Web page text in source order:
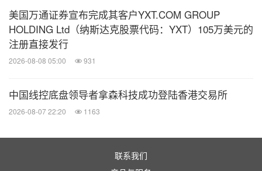
资人、创业者、企业代表、媒体和产业伙伴在论坛、
展览与发布之外继续交流、建立联系。
从Physical AI的技术演进，到具身智能的产业落地，
跨区域合作的参与，BEYOND Expo 2026将以多个维
智能正在从屏幕、文本和云端模型，进一步走向机器
人、可穿戴设备、空间计算、产业系统和现实世界执
美国万通证券宣布完成其客户YXT.COM GROUP
HOLDING Ltd（纳斯达克股票代码：YXT）105万美元的
注册直接发行
2026-08-08 05:00 931
中国线控底盘领导者拿森科技成功登陆香港交易所
2026-08-07 22:20 1163
联系我们